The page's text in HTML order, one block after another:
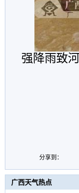
强降雨致
分享到：
广西天气热点